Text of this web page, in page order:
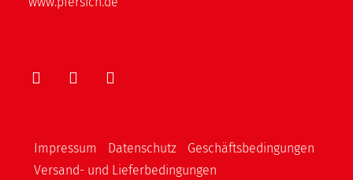
Impressum Datenschutz
Geschäftsbedingungen
Versand- und Lieferbedingungen